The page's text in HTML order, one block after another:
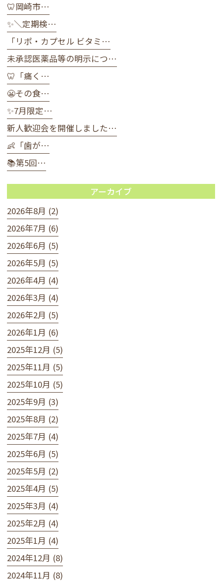
🦷岡崎市…
✨＼定期検…
「リポ・カプセル ビタミ…
未承認医薬品等の明示につ…
🦷「痛く…
😬その食…
✨7月限定…
新人歓迎会を開催しました…
👶「歯が…
📚第5回…
アーカイブ
2026年8月 (2)
2026年7月 (6)
2026年6月 (5)
2026年5月 (5)
2026年4月 (4)
2026年3月 (4)
2026年2月 (5)
2026年1月 (6)
2025年12月 (5)
2025年11月 (5)
2025年10月 (5)
2025年9月 (3)
2025年8月 (2)
2025年7月 (4)
2025年6月 (5)
2025年5月 (2)
2025年4月 (5)
2025年3月 (4)
2025年2月 (4)
2025年1月 (4)
2024年12月 (8)
2024年11月 (8)